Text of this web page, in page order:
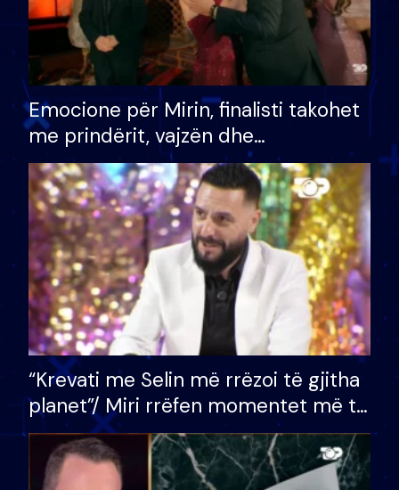
Emocione për Mirin, finalisti takohet
me prindërit, vajzën dhe
bashkëshorten: S’kemi ndonjë letër
divorci apo jo?
“Krevati me Selin më rrëzoi të gjitha
planet”/ Miri rrëfen momentet më të
bukura në shtëpinë e BB VIP: Do më
mungojë zilja e mëngjesit kur…